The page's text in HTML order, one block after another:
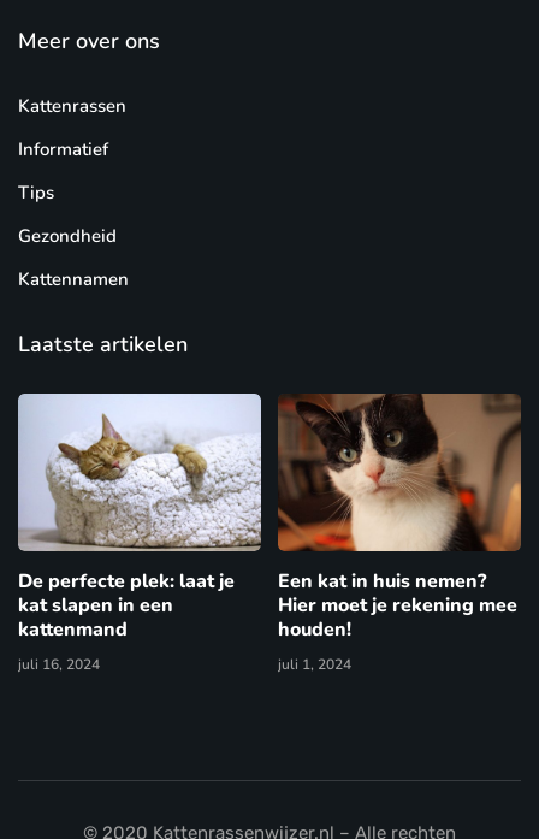
Meer over ons
Kattenrassen
Informatief
Tips
Gezondheid
Kattennamen
Laatste artikelen
De perfecte plek: laat je
kat slapen in een
kattenmand
juli 16, 2024
Een kat in huis nemen?
Hier moet je rekening mee
houden!
juli 1, 2024
© 2020 Kattenrassenwijzer.nl – Alle rechten